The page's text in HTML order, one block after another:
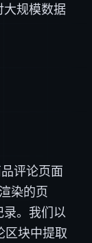
规模数据
评论页面
染的页
。我们以
区块中提取